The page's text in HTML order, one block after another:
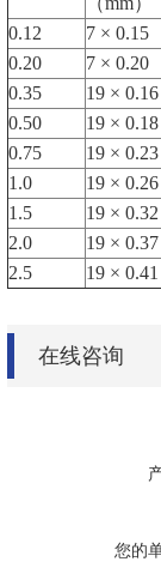
0.12
7 × 0.15
0.20
7 × 0.20
0.35
19 × 0.16
0.50
19 × 0.18
0.75
19 × 0.23
1.0
19 × 0.26
1.5
19 × 0.32
2.0
19 × 0.37
2.5
19 × 0.41
在线咨询
您的